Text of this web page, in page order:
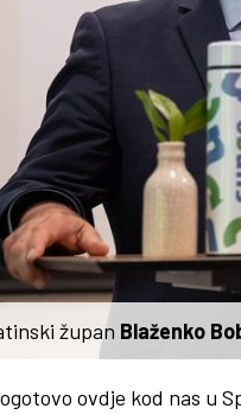
župan Blaženko
ovdje kod nas u